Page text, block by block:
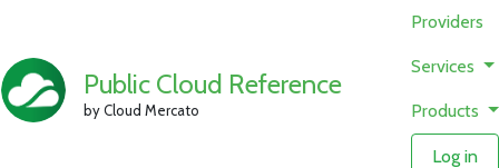
Public Cloud Reference
by Cloud Mercato
Providers
Services
Products
Log in